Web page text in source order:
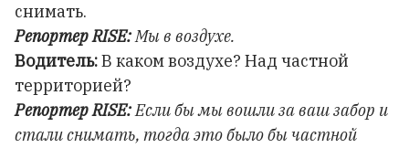
снимать.
Репортер RISE:Мы в воздухе.
Водитель:В каком воздухе? Над частной
территорией?
Репортер RISE:Если бы мы вошли за ваш забор и
стали снимать, тогда это было бы частной